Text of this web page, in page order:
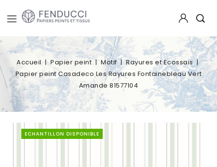
Accueil Papier peint Motif
Rayures et Ecossais
Papier peint Casadeco Les Rayures Fontainebleau Vert
Amande 81577104
ECHANTILLON DISPONIBLE